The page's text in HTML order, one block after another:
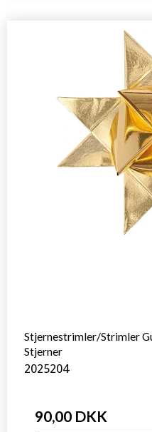
Stjernestrimler/Strimler
Stjerner
2025204
90,00 DKK